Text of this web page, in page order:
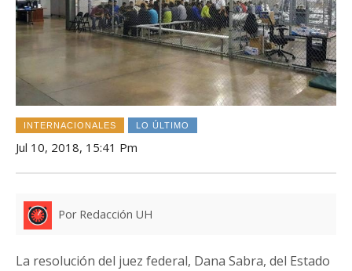
INTERNACIONALES LO ÚLTIMO
Jul 10, 2018, 15:41 Pm
Por Redacción UH
La resolución del juez federal, Dana Sabra, del Estado